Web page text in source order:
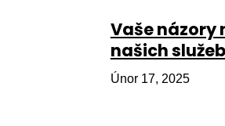
Vaše názory
našich služeb
Únor 17, 2025